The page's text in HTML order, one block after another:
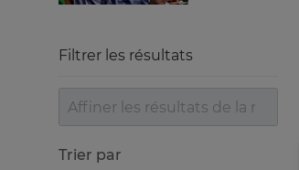
Filtrer les résultats
Trier par